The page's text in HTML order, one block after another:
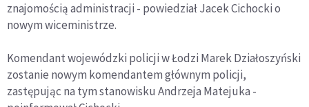
znajomością administracji - powiedział Jacek Cichocki o
nowym wiceministrze.
Komendant wojewódzki policji w Łodzi Marek Działoszyński
zostanie nowym komendantem głównym policji,
zastępując na tym stanowisku Andrzeja Matejuka -